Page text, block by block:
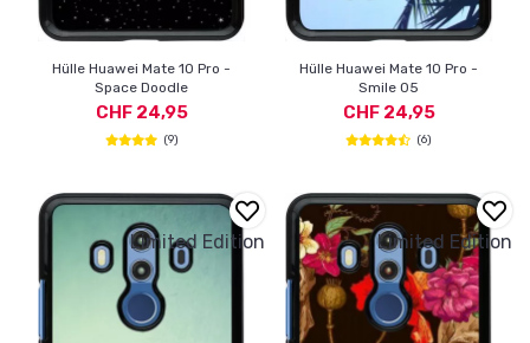
Hülle Huawei Mate 10 Pro -
Space Doodle
CHF 24,95
(9)
Hülle Huawei Mate 10 Pro -
Smile 05
CHF 24,95
(6)
Limited Edition Limited Edition